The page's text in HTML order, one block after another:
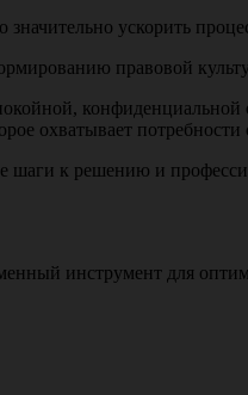
ускорить
правовой
конфиденциальной
охватывает
к решению и
инструмент для